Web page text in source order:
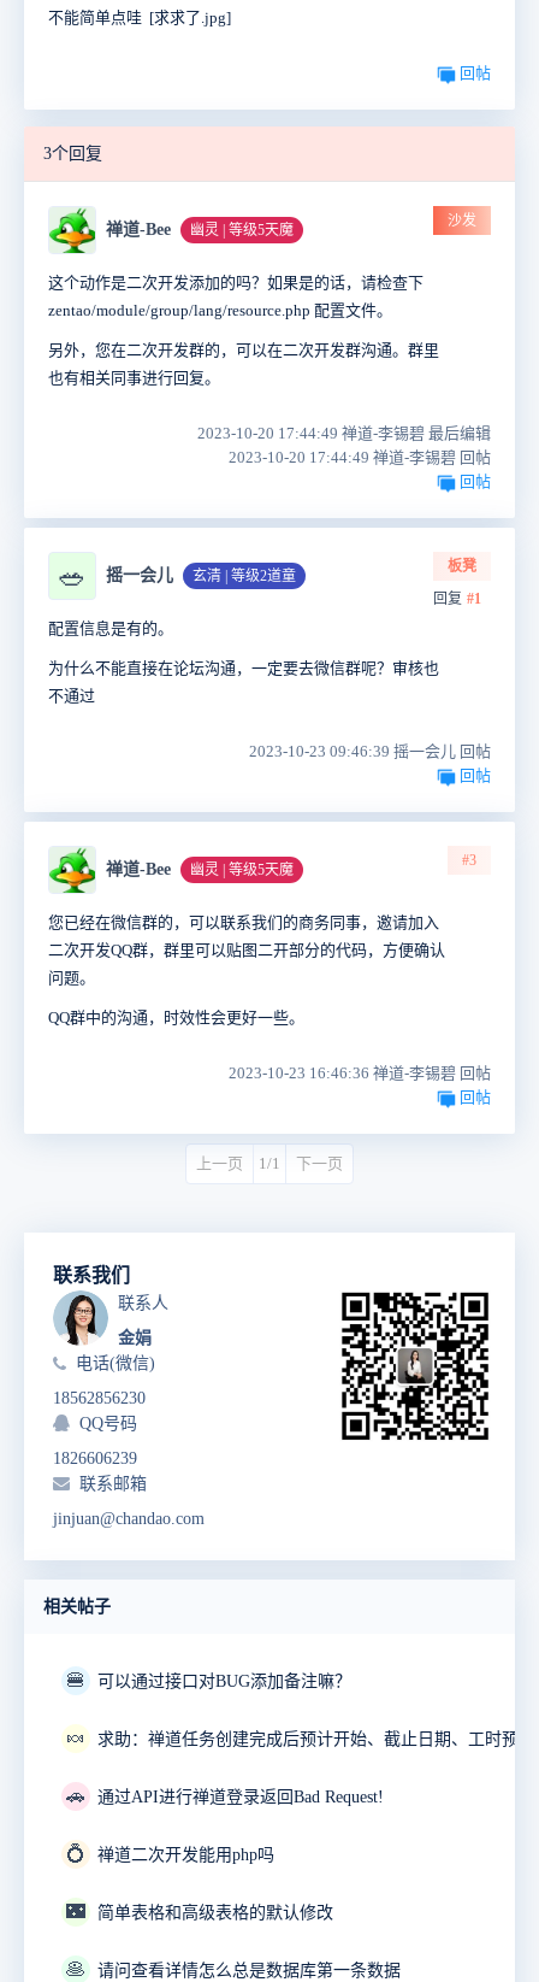
不能简单点哇 [求求了.jpg]
回帖
3个回复
禅道-Bee 幽灵 | 等级5天魔
沙发
这个动作是二次开发添加的吗？如果是的话，请检查下
zentao/module/group/lang/resource.php 配置文件。
另外，您在二次开发群的，可以在二次开发群沟通。群里
也有相关同事进行回复。
2023-10-20 17:44:49 禅道-李锡碧 最后编辑
2023-10-20 17:44:49 禅道-李锡碧 回帖
回帖
🥗 摇一会儿 玄清 | 等级2道童
板凳
回复 #1
配置信息是有的。
为什么不能直接在论坛沟通，一定要去微信群呢？审核也
不通过
2023-10-23 09:46:39 摇一会儿 回帖
回帖
禅道-Bee 幽灵 | 等级5天魔
#3
您已经在微信群的，可以联系我们的商务同事，邀请加入
二次开发QQ群，群里可以贴图二开部分的代码，方便确认
问题。
QQ群中的沟通，时效性会更好一些。
2023-10-23 16:46:36 禅道-李锡碧 回帖
回帖
上一页 1/1 下一页
联系我们
联系人
金娟
电话(微信)
18562856230
QQ号码
1826606239
联系邮箱
jinjuan@chandao.com
相关帖子
🍔 可以通过接口对BUG添加备注嘛？
🍬
🚗 通过API进行禅道登录返回Bad Request!
💍 禅道二次开发能用php吗
🌃 简单表格和高级表格的默认修改
🥞 请问查看详情怎么总是数据库第一条数据